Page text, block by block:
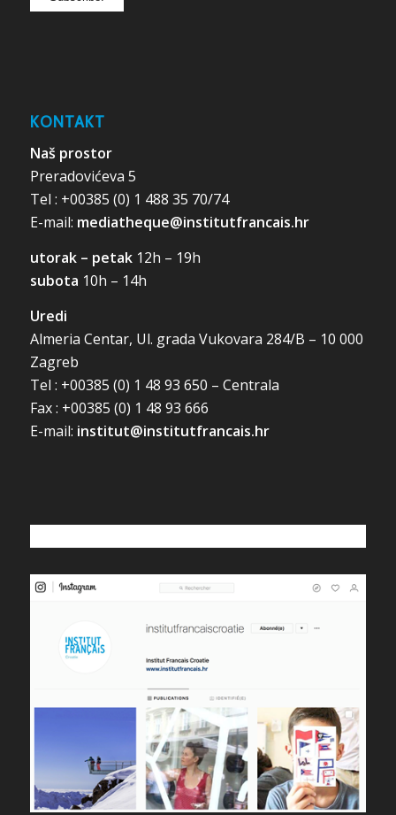
KONTAKT
Naš prostor
Preradovićeva 5
Tel : +00385 (0) 1 488 35 70/74
E-mail: mediatheque@institutfrancais.hr
utorak – petak12h – 19h
subota 10h – 14h
Uredi
Almeria Centar, Ul. grada Vukovara 284/B – 10 000
Zagreb
Tel : +00385 (0) 1 48 93 650 – Centrala
Fax : +00385 (0) 1 48 93 666
E-mail: institut@institutfrancais.hr